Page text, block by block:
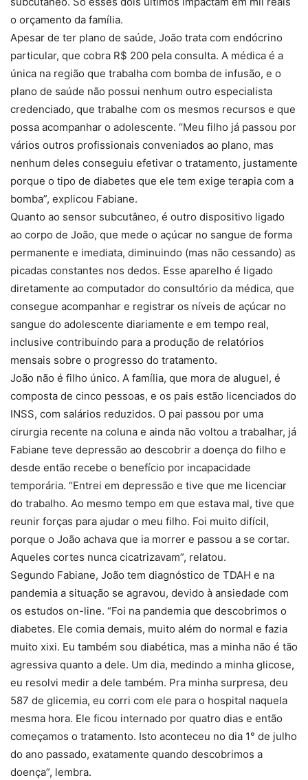
o orçamento da família.
Apesar de ter plano de saúde, João trata com endócrino
particular, que cobra R$ 200 pela consulta. A médica é a
única na região que trabalha com bomba de infusão, e o
plano de saúde não possui nenhum outro especialista
credenciado, que trabalhe com os mesmos recursos e que
possa acompanhar o adolescente. “Meu filho já passou por
vários outros profissionais conveniados ao plano, mas
nenhum deles conseguiu efetivar o tratamento, justamente
porque o tipo de diabetes que ele tem exige terapia com a
bomba”, explicou Fabiane.
Quanto ao sensor subcutâneo, é outro dispositivo ligado
ao corpo de João, que mede o açúcar no sangue de forma
permanente e imediata, diminuindo (mas não cessando) as
picadas constantes nos dedos. Esse aparelho é ligado
diretamente ao computador do consultório da médica, que
consegue acompanhar e registrar os níveis de açúcar no
sangue do adolescente diariamente e em tempo real,
inclusive contribuindo para a produção de relatórios
mensais sobre o progresso do tratamento.
João não é filho único. A família, que mora de aluguel, é
composta de cinco pessoas, e os pais estão licenciados do
INSS, com salários reduzidos. O pai passou por uma
cirurgia recente na coluna e ainda não voltou a trabalhar, já
Fabiane teve depressão ao descobrir a doença do filho e
desde então recebe o benefício por incapacidade
temporária. “Entrei em depressão e tive que me licenciar
do trabalho. Ao mesmo tempo em que estava mal, tive que
reunir forças para ajudar o meu filho. Foi muito difícil,
porque o João achava que ia morrer e passou a se cortar.
Aqueles cortes nunca cicatrizavam”, relatou.
Segundo Fabiane, João tem diagnóstico de TDAH e na
pandemia a situação se agravou, devido à ansiedade com
os estudos on-line. “Foi na pandemia que descobrimos o
diabetes. Ele comia demais, muito além do normal e fazia
muito xixi. Eu também sou diabética, mas a minha não é tão
agressiva quanto a dele. Um dia, medindo a minha glicose,
eu resolvi medir a dele também. Pra minha surpresa, deu
587 de glicemia, eu corri com ele para o hospital naquela
mesma hora. Ele ficou internado por quatro dias e então
começamos o tratamento. Isto aconteceu no dia 1° de julho
do ano passado, exatamente quando descobrimos a
doença”, lembra.